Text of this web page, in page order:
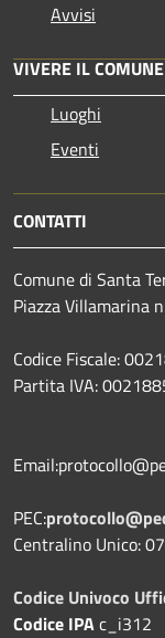
Avvisi
VIVERE IL COMUNE
Luoghi
Eventi
CONTATTI
Comune di Santa
Piazza Villamarina
Codice Fiscale:
Partita IVA:
PEC:
Centralino Unico:
Codice Univoco
Codice IPAc_i312